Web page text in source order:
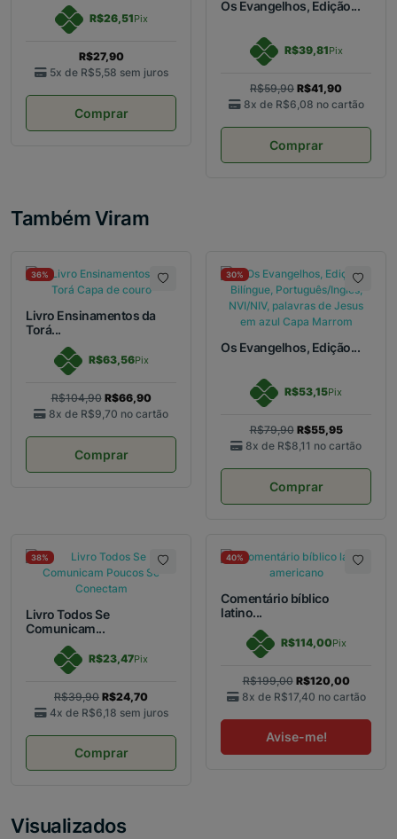
R$26,51Pix
R$27,90
5x de R$5,58 sem juros
Comprar
Os Evangelhos, Edição...
R$39,81Pix
R$59,90 R$41,90
8x de R$6,08 no cartão
Comprar
Também Viram
36%
Livro Ensinamentos da
Torá...
R$63,56Pix
R$104,90 R$66,90
8x de R$9,70 no cartão
Comprar
30%
Os Evangelhos, Edição...
R$53,15Pix
R$79,90 R$55,95
8x de R$8,11 no cartão
Comprar
38%
Livro Todos Se
Comunicam...
R$23,47Pix
R$39,90 R$24,70
4x de R$6,18 sem juros
Comprar
40%
Comentário bíblico
latino...
R$114,00Pix
R$199,00 R$120,00
8x de R$17,40 no cartão
Avise-me!
Visualizados